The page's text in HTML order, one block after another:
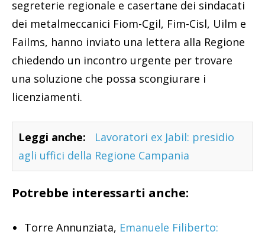
segreterie regionale e casertane dei sindacati
dei metalmeccanici Fiom-Cgil, Fim-Cisl, Uilm e
Failms, hanno inviato una lettera alla Regione
chiedendo un incontro urgente per trovare
una soluzione che possa scongiurare i
licenziamenti.
Leggi anche:
Lavoratori ex Jabil: presidio
agli uffici della Regione Campania
Potrebbe interessarti anche:
Torre Annunziata, Emanuele Filiberto: